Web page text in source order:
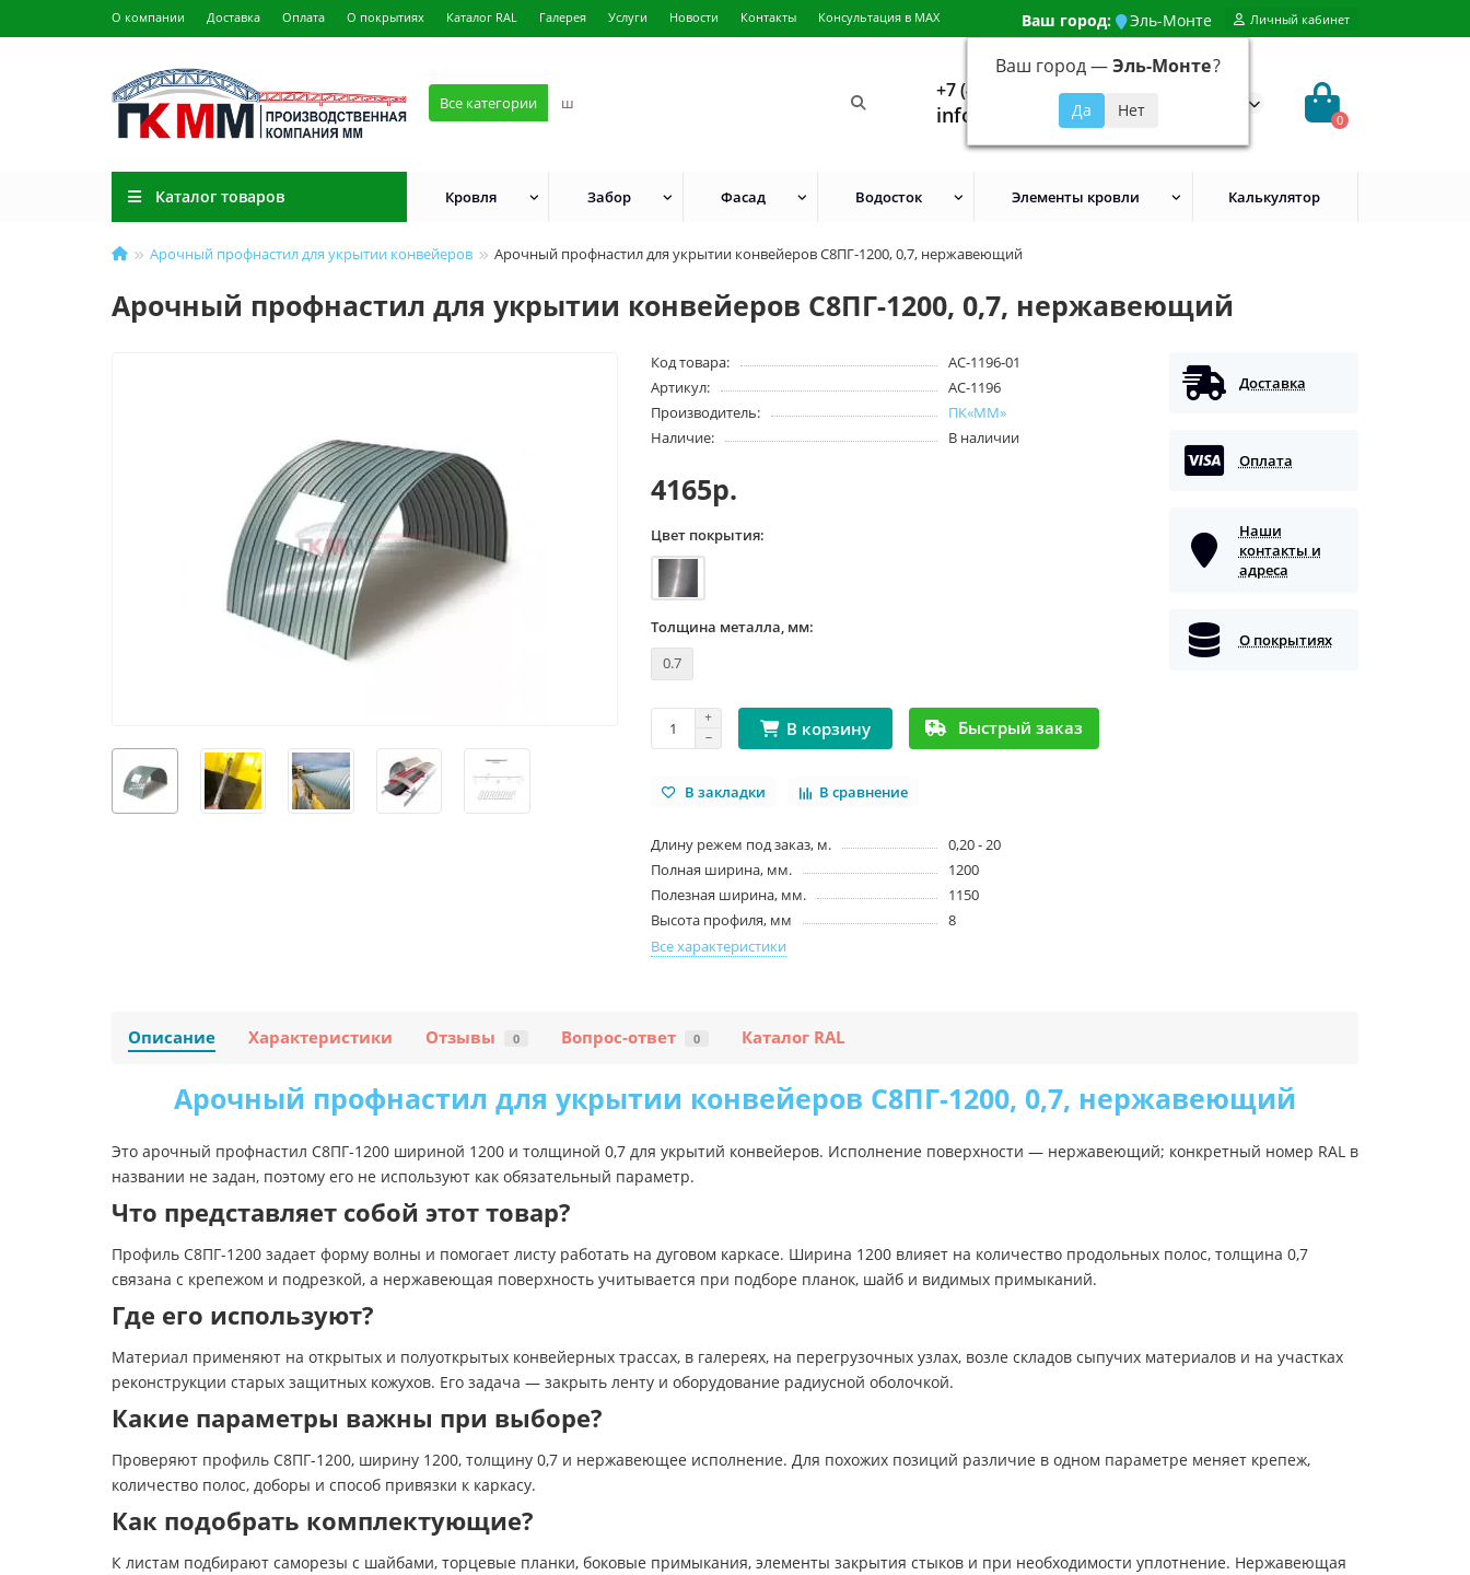
О компании Доставка Оплата О покрытиях Каталог RAL Галерея Услуги Новости Контакты Консультация в MAX Ваш город: Эль-Монте
Ваш город —Эль-Монте?
Личный кабинет
Все категории
+7 (499) 648-92-94
info@evroshtaketnikmoskva.ru 0
Каталог товаров Кровля Забор Фасад Водосток Элементы кровли Калькулятор
Арочный профнастил для укрытии конвейеров Арочный профнастил для укрытии конвейеров С8ПГ-1200, 0,7, нержавеющий
Арочный профнастил для укрытии конвейеров С8ПГ-1200, 0,7, нержавеющий
Код товара:
АС-1196-01
Артикул:
АС-1196
Производитель:
ПК«ММ»
Наличие:
В наличии
4165р.
Цвет покрытия:
Толщина металла, мм:
0.7
В корзину Быстрый заказ
В закладки В сравнение
Длину режем под заказ, м.
0,20 - 20
Полная ширина, мм.
1200
Полезная ширина, мм.
1150
Высота профиля, мм
8
Все характеристики
Доставка
Оплата
Наши
контакты и
адреса
О покрытиях
Описание Характеристики Отзывы 0 Вопрос-ответ 0 Каталог RAL
Арочный профнастил для укрытии конвейеров С8ПГ-1200, 0,7, нержавеющий
Это арочный профнастил С8ПГ-1200 шириной 1200 и толщиной 0,7 для укрытий конвейеров. Исполнение поверхности — нержавеющий; конкретный номер RAL в
названии не задан, поэтому его не используют как обязательный параметр.
Что представляет собой этот товар?
Профиль С8ПГ-1200 задает форму волны и помогает листу работать на дуговом каркасе. Ширина 1200 влияет на количество продольных полос, толщина 0,7
связана с крепежом и подрезкой, а нержавеющая поверхность учитывается при подборе планок, шайб и видимых примыканий.
Где его используют?
Материал применяют на открытых и полуоткрытых конвейерных трассах, в галереях, на перегрузочных узлах, возле складов сыпучих материалов и на участках
реконструкции старых защитных кожухов. Его задача — закрыть ленту и оборудование радиусной оболочкой.
Какие параметры важны при выборе?
Проверяют профиль С8ПГ-1200, ширину 1200, толщину 0,7 и нержавеющее исполнение. Для похожих позиций различие в одном параметре меняет крепеж,
количество полос, доборы и способ привязки к каркасу.
Как подобрать комплектующие?
К листам подбирают саморезы с шайбами, торцевые планки, боковые примыкания, элементы закрытия стыков и при необходимости уплотнение. Нержавеющая